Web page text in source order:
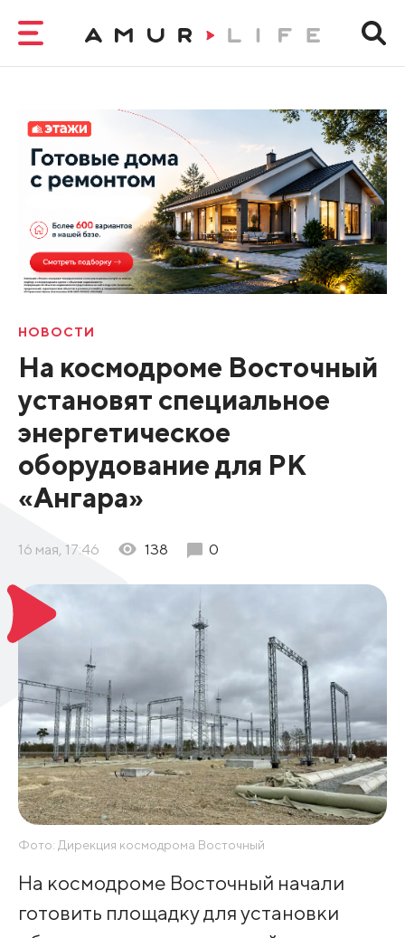
НОВОСТИ
На космодроме Восточный
установят специальное
энергетическое
оборудование для РК
«Ангара»
16 мая, 17:46 138 0
Фото: Дирекция космодрома Восточный
На космодроме Восточный начали
готовить площадку для установки